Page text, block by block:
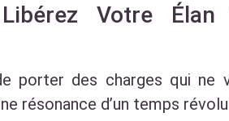
Votre
porter des charges qui ne
résonance d’un temps